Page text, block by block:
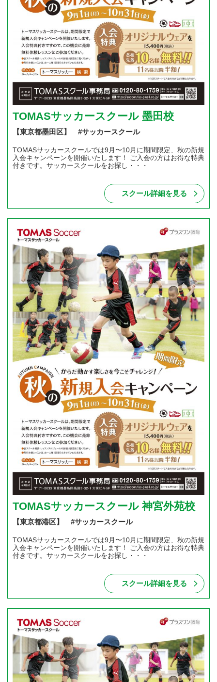
TOMASサッカースクール 墨田校
【東京都墨田区】 #サッカースクール
TOMASサッカースクールでは9月〜10月に期間限定、秋の新規
入会キャンペーンを開催いたします！ ご入会の方はお得な特典
付きです。サッカースクールをお探し・・・
スクール詳細を見る
TOMASサッカースクール 神宮外苑校
【東京都港区】 #サッカースクール
TOMASサッカースクールでは9月〜10月に期間限定、秋の新規
入会キャンペーンを開催いたします！ ご入会の方はお得な特典
付きです。サッカースクールをお探し・・・
スクール詳細を見る